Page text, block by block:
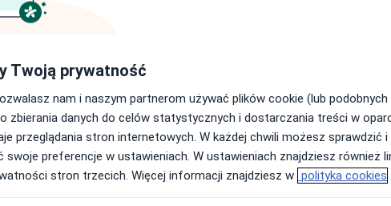
Twoją prywatność
nam i naszym partnerom używać plików cookie (lub podobnych
zbierania danych do celów statystycznych i dostarczania treści w
przeglądania stron internetowych. W każdej chwili możesz sprawdzić i
swoje preferencje w ustawieniach. W ustawieniach znajdziesz również
stron trzecich. Więcej informacji znajdziesz w polityka cookies